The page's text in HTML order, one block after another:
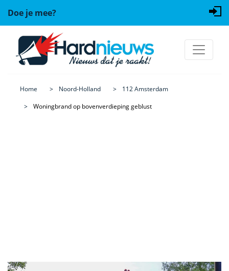
Doe je mee?
Home Noord-Holland
112 Amsterdam
Woningbrand op bovenverdieping geblust